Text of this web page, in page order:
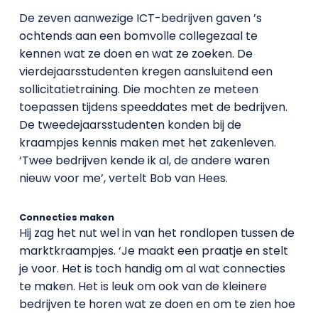
De zeven aanwezige ICT-bedrijven gaven ’s
ochtends aan een bomvolle collegezaal te
kennen wat ze doen en wat ze zoeken. De
vierdejaarsstudenten kregen aansluitend een
sollicitatietraining. Die mochten ze meteen
toepassen tijdens speeddates met de bedrijven.
De tweedejaarsstudenten konden bij de
kraampjes kennis maken met het zakenleven.
‘Twee bedrijven kende ik al, de andere waren
nieuw voor me’, vertelt Bob van Hees.
Connecties maken
Hij zag het nut wel in van het rondlopen tussen de
marktkraampjes. ‘Je maakt een praatje en stelt
je voor. Het is toch handig om al wat connecties
te maken. Het is leuk om ook van de kleinere
bedrijven te horen wat ze doen en om te zien hoe